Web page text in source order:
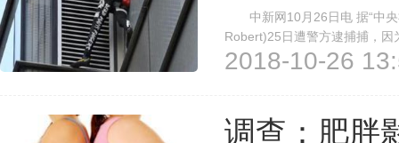
中新网10月26日电 据“中央
Robert)25日遭警方逮捕捕，
观，导致附近街道封路后出
2018-10-26
调查：肥胖